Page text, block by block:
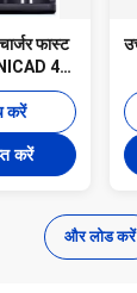
फास्ट
4
सील कर
करें
करें
और लोड करें